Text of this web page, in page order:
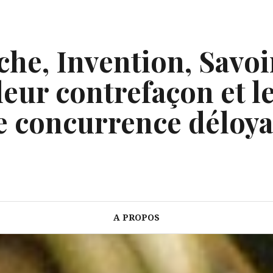
Invention,
contrefaçon et
concurrence
A PROPOS